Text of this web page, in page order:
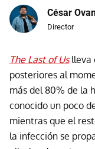
César
Director
The Last of Uslleva
posteriores al
más del 80% de la
conocido un poco
mientras que el
la infección se